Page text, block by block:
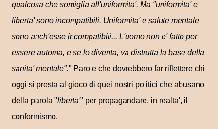
qualcosa che somiglia all'uniformita'. Ma "uniformita' e
liberta' sono incompatibili. Uniformita' e salute mentale
sono anch'esse incompatibili... L'uomo non e' fatto per
essere automa, e se lo diventa, va distrutta la base della
sanita' mentale"." Parole che dovrebbero far riflettere chi
oggi si presta al gioco di quei nostri politici che abusano
della parola "liberta'" per propagandare, in realta', il
conformismo.